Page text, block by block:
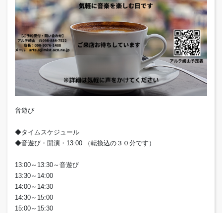
音遊び
◆タイムスケジュール
◆音遊び・開演・13:00 （転換込の３０分です）
13:00～13:30～音遊び
13:30～14:00
14:00～14:30
14:30～15:00
15:00～15:30